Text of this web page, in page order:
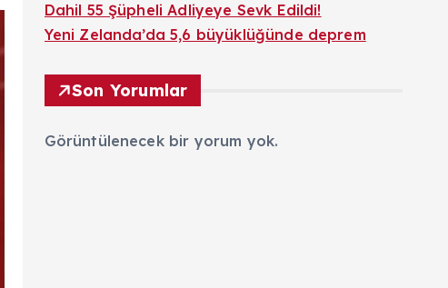
Dahil 55 Şüpheli Adliyeye Sevk Edildi!
Yeni Zelanda’da 5,6 büyüklüğünde deprem
Son Yorumlar
Görüntülenecek bir yorum yok.